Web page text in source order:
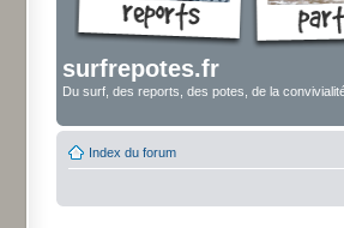
surfrepotes.fr
Du surf, des reports, des potes, de la
Index du forum